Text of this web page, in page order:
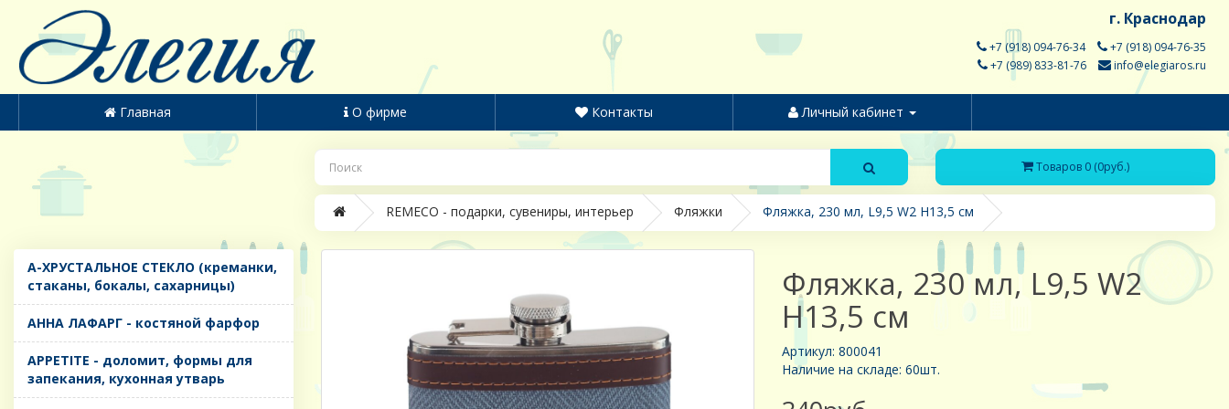
г. Краснодар
+7 (918) 094-76-34
+7 (918) 094-76-35
+7 (989) 833-81-76
info@elegiaros.ru
Главная О фирме Контакты Личный кабинет
Товаров 0 (0руб.)
REMECO - подарки, сувениры, интерьер Фляжки Фляжка, 230 мл, L9,5 W2 H13,5 см
A-ХРУСТАЛЬНОЕ СТЕКЛО (креманки,
стаканы, бокалы, сахарницы)
AHHA ЛАФАРГ - костяной фарфор
APPETITE - доломит, формы для
запекания, кухонная утварь
Фляжка, 230 мл, L9,5 W2
H13,5 см
Артикул: 800041
Наличие на складе: 60шт.